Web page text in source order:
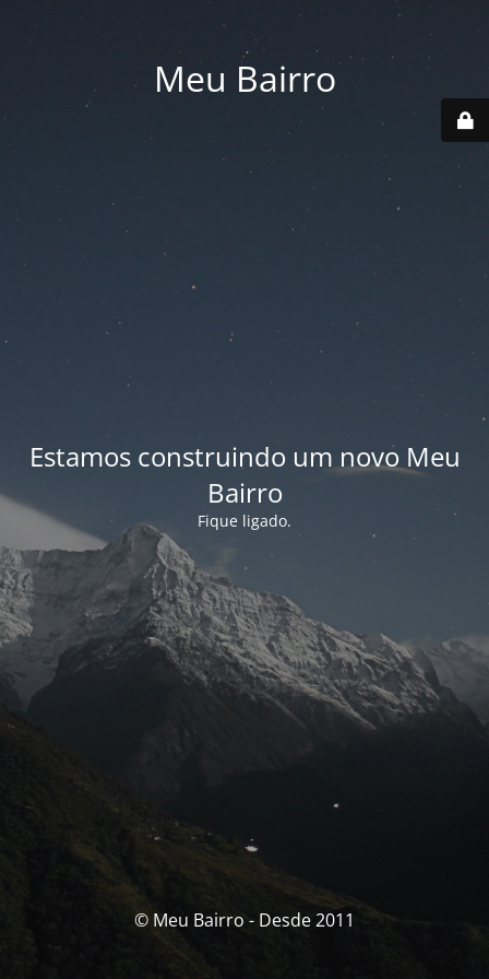
Meu Bairro
Estamos construindo um novo Meu
Bairro
Fique ligado.
© Meu Bairro - Desde 2011